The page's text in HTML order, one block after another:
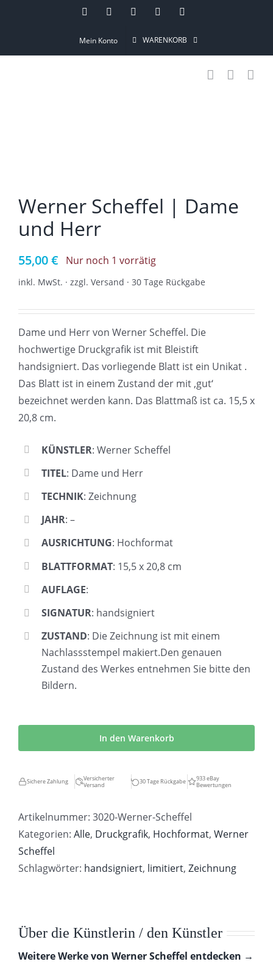
InstagramPinterestFacebookYouTube
Mein Konto WARENKORB
Werner Scheffel | Dame
und Herr
55,00€ Nur noch 1 vorrätig
inkl. MwSt. · zzgl. Versand · 30 Tage Rückgabe
Dame und Herr von Werner Scheffel. Die
hochwertige Druckgrafik ist mit Bleistift
handsigniert. Das vorliegende Blatt ist ein Unikat .
Das Blatt ist in einem Zustand der mit ‚gut‘
bezeichnet werden kann. Das Blattmaß ist ca. 15,5 x
20,8 cm.
KÜNSTLER: Werner Scheffel
TITEL: Dame und Herr
TECHNIK: Zeichnung
JAHR: –
AUSRICHTUNG: Hochformat
BLATTFORMAT: 15,5 x 20,8 cm
AUFLAGE:
SIGNATUR: handsigniert
ZUSTAND: Die Zeichnung ist mit einem
Nachlassstempel makiert.Den genauen
Zustand des Werkes entnehmen Sie bitte den
Bildern.
|
Dame
und
Menge
In den Warenkorb
Sichere Zahlung
Versicherter
Versand
30 Tage Rückgabe
933 eBay
Bewertungen
Artikelnummer: 3020-Werner-Scheffel
Kategorien: Alle, Druckgrafik, Hochformat, Werner
Scheffel
Schlagwörter: handsigniert, limitiert, Zeichnung
Über die Künstlerin / den Künstler
Weitere Werke von Werner Scheffel entdecken →